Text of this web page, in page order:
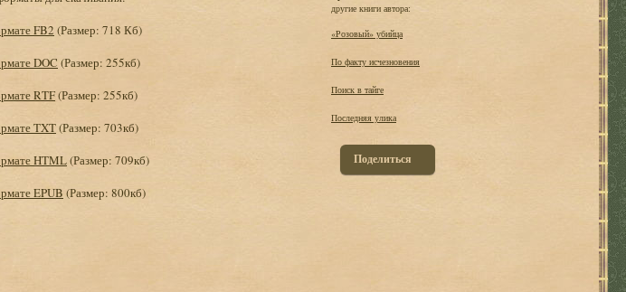
FB2 (Размер: 718 Кб)
DOC (Размер: 255кб)
RTF(Размер: 255кб)
TXT(Размер: 703кб)
HTML(Размер: 709кб)
EPUB (Размер: 800кб)
другие книги автора:
«Розовый» убийца
По факту исчезновения
Поиск в тайге
Последняя улика
Поделиться